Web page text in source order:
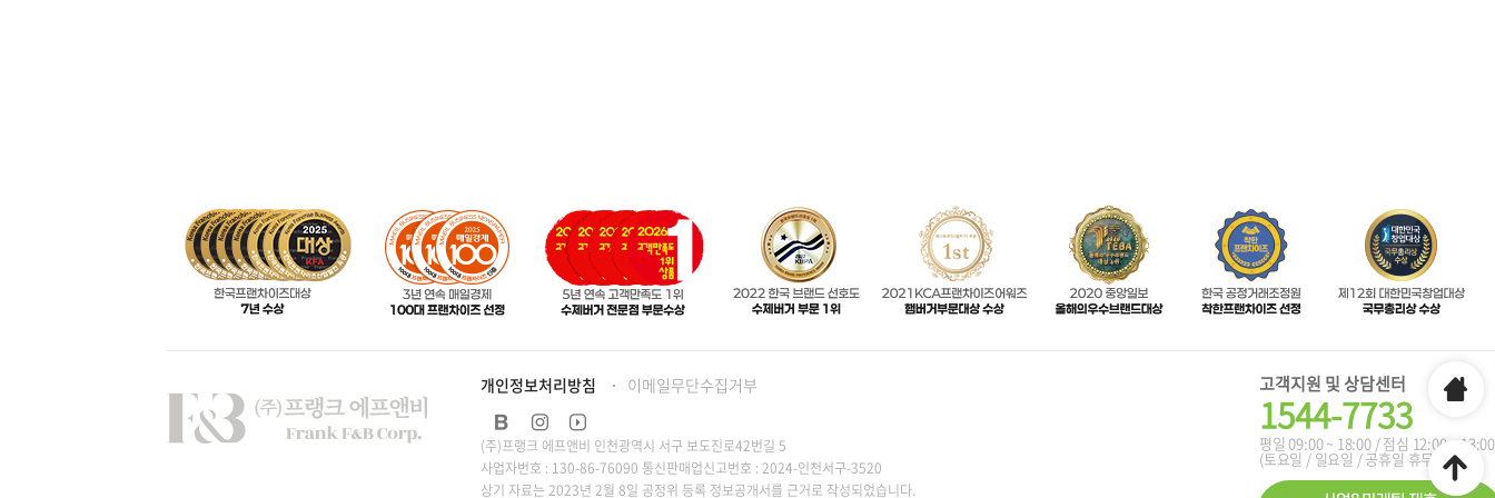
개인정보처리방침 이메일무단수집거부
(주)프랭크 에프앤비 인천광역시 서구 보도진로42번길 5
사업자번호 : 130-86-76090 통신판매업신고번호 : 2024-인천서구-3520
상기 자료는 2023년 2월 8일 공정위 등록 정보공개서를 근거로 작성되었습니다.
고객지원 및 상담센터
1544-7733
평일 09:00 ~ 18:00 / 점심 12:00 ~ 13:00
(토요일 / 일요일 / 공휴일 휴무)